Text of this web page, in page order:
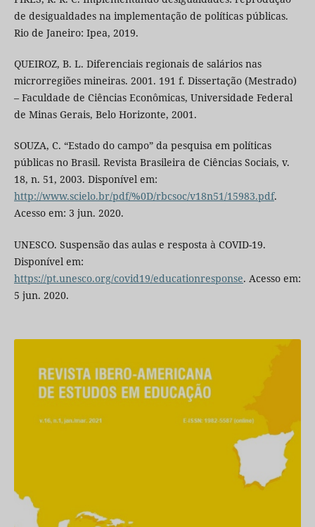
de desigualdades na implementação de políticas públicas.
Rio de Janeiro: Ipea, 2019.
QUEIROZ, B. L. Diferenciais regionais de salários nas
microrregiões mineiras. 2001. 191 f. Dissertação (Mestrado)
– Faculdade de Ciências Econômicas, Universidade Federal
de Minas Gerais, Belo Horizonte, 2001.
SOUZA, C. “Estado do campo” da pesquisa em políticas
públicas no Brasil. Revista Brasileira de Ciências Sociais, v.
18, n. 51, 2003. Disponível em:
http://www.scielo.br/pdf/%0D/rbcsoc/v18n51/15983.pdf.
Acesso em: 3 jun. 2020.
UNESCO. Suspensão das aulas e resposta à COVID-19.
Disponível em:
https://pt.unesco.org/covid19/educationresponse. Acesso em:
5 jun. 2020.